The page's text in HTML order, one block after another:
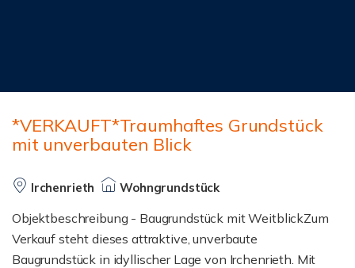
*VERKAUFT*Traumhaftes Grundstück
mit unverbauten Blick
Irchenrieth Wohngrundstück
Objektbeschreibung - Baugrundstück mit WeitblickZum
Verkauf steht dieses attraktive, unverbaute
Baugrundstück in idyllischer Lage von Irchenrieth. Mit